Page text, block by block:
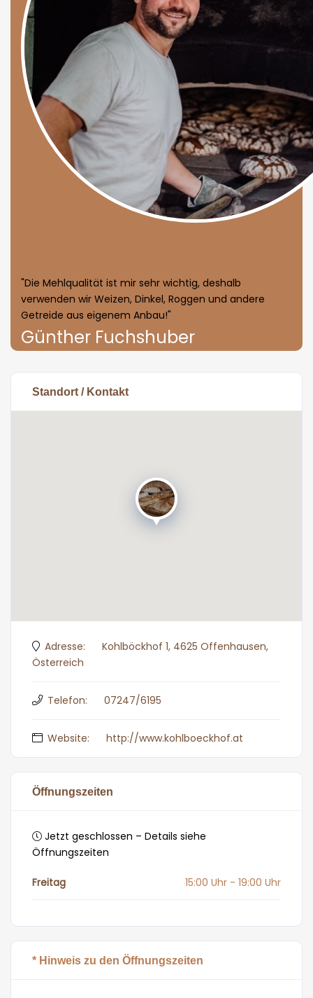
"Die Mehlqualität ist mir sehr wichtig, deshalb
verwenden wir Weizen, Dinkel, Roggen und andere
Getreide aus eigenem Anbau!"
Günther Fuchshuber
Standort / Kontakt
Adresse:
Kohlböckhof 1, 4625 Offenhausen,
Österreich
Telefon: 07247/6195
Website: http://www.kohlboeckhof.at
Öffnungszeiten
Jetzt geschlossen – Details siehe
Öffnungszeiten
Freitag 15:00 Uhr - 19:00 Uhr
* Hinweis zu den Öffnungszeiten